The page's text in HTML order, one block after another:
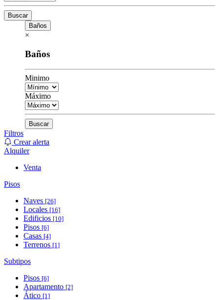
Buscar
Baños
×
Baños
Minimo
Máximo
Buscar
Filtros
Crear alerta
Alquiler
Venta
Pisos
Naves [26]
Locales [16]
Edificios [10]
Pisos [6]
Casas [4]
Terrenos [1]
Subtipos
Pisos [6]
Apartamento [2]
Ático [1]